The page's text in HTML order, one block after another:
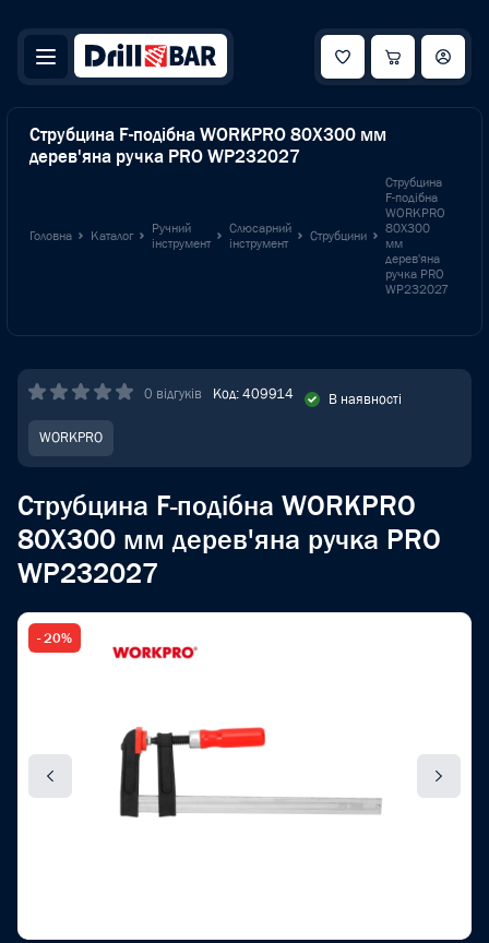
Струбцина F-подібна WORKPRO 80X300 мм
дерев'яна ручка PRO WP232027
Головна Каталог
Ручний
інструмент
Слюсарний
інструмент
Струбцини
Струбцина
F-подібна
WORKPRO
80X300
мм
дерев'яна
ручка PRO
WP232027
0 відгуків Код: 409914 В наявності
WORKPRO
Струбцина F-подібна WORKPRO
80X300 мм дерев'яна ручка PRO
WP232027
- 20%